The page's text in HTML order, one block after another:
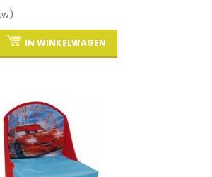
IN WINKELWAGEN